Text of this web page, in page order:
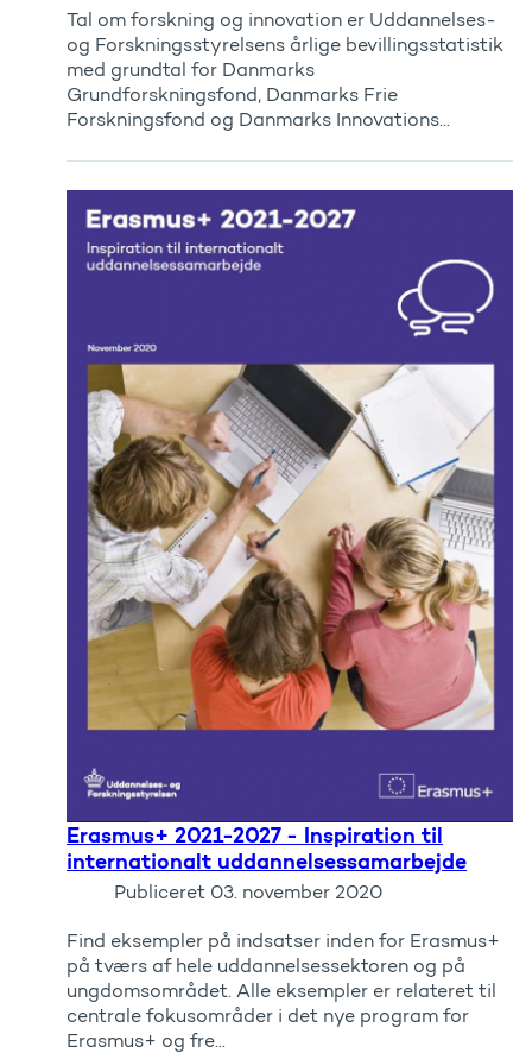
Tal om forskning og innovation er Uddannelses-
og Forskningsstyrelsens årlige bevillingsstatistik
med grundtal for Danmarks
Grundforskningsfond, Danmarks Frie
Forskningsfond og Danmarks Innovations...
Erasmus+ 2021-2027 - Inspiration til
internationalt uddannelsessamarbejde
Publiceret 03. november 2020
Find eksempler på indsatser inden for Erasmus+
på tværs af hele uddannelsessektoren og på
ungdomsområdet. Alle eksempler er relateret til
centrale fokusområder i det nye program for
Erasmus+ og fre...